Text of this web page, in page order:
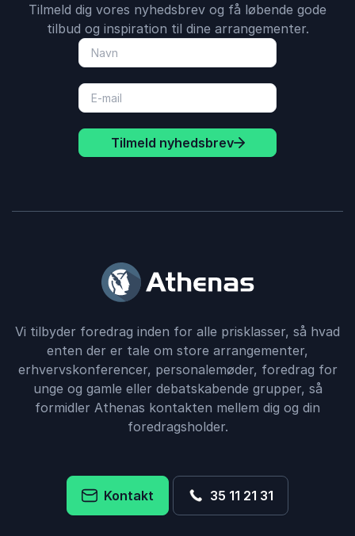
Tilmeld dig vores nyhedsbrev og få løbende gode
tilbud og inspiration til dine arrangementer.
Tilmeld nyhedsbrev
Vi tilbyder foredrag inden for alle prisklasser, så hvad
enten der er tale om store arrangementer,
erhvervskonferencer, personalemøder, foredrag for
unge og gamle eller debatskabende grupper, så
formidler Athenas kontakten mellem dig og din
foredragsholder.
Kontakt 35 11 21 31